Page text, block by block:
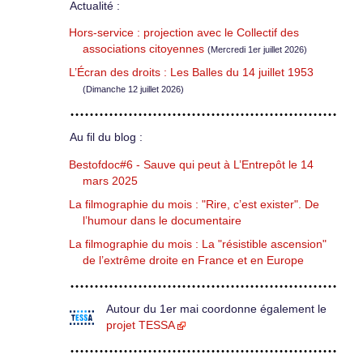
Actualité :
Hors-service : projection avec le Collectif des
associations citoyennes (Mercredi 1er juillet 2026)
L’Écran des droits : Les Balles du 14 juillet 1953
(Dimanche 12 juillet 2026)
Au fil du blog :
Bestofdoc#6 - Sauve qui peut à L’Entrepôt le 14
mars 2025
La filmographie du mois : "Rire, c’est exister". De
l’humour dans le documentaire
La filmographie du mois : La "résistible ascension"
de l’extrême droite en France et en Europe
Autour du 1er mai coordonne également le
projet TESSA